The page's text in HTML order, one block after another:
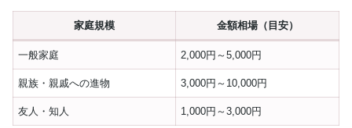
家庭規模 金額相場（目安）
一般家庭 2,000円～5,000円
親族・親戚への進物 3,000円～10,000円
友人・知人 1,000円～3,000円